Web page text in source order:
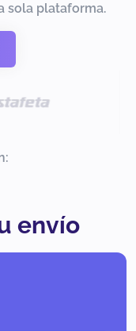
sola plataforma.
envío